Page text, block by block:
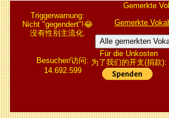
Triggerwarnung:
Nicht "gegendert"!😂
没有性别主流化.
Gemerkte
Gemerkte
Alle gemerkten
Besucher/访问:
14.692.599
Für die Unkosten
为了我们的开支(捐款):